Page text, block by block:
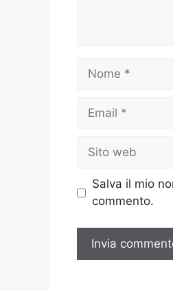
Nome
Email
Sito
web
Salva il mio
commento.